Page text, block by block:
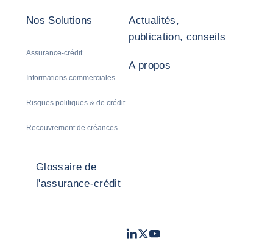
Nos Solutions
Assurance-crédit
Informations commerciales
Risques politiques & de crédit
Recouvrement de créances
Actualités,
publication, conseils
A propos
Glossaire de
l'assurance-crédit
LinkedIn
TwitterYoutube